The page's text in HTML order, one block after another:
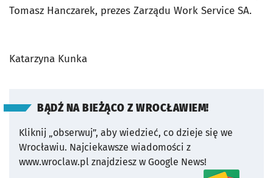
Tomasz Hanczarek, prezes Zarządu Work Service SA.
Katarzyna Kunka
BĄDŹ NA BIEŻĄCO Z WROCŁAWIEM!
Kliknij „obserwuj”, aby wiedzieć, co dzieje się we
Wrocławiu. Najciekawsze wiadomości z
www.wroclaw.pl znajdziesz w Google News!